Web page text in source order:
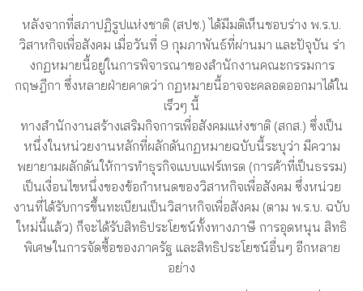
หลังจากที่สภาปฏิรูปแห่งชาติ (สปช.) ได้มีมติเห็นชอบร่าง พ.ร.บ.
วิสาหกิจเพื่อสังคม เมื่อวันที่ 9 กุมภาพันธ์ที่ผ่านมา และปัจุบัน ร่า
งกฏหมายนี้อยู่ในการพิจารณาของสำนักงานคณะกรรมการ
กฤษฎีกา ซึ่งหลายฝ่ายคาดว่า กฏหมายนี้อาจจะคลอดออกมาได้ใน
เร็วๆ นี้
ทางสำนักงานสร้างเสริมกิจการเพื่อสังคมแห่งชาติ (สกส.) ซึ่งเป็น
หนึ่งในหน่วยงานหลักที่ผลักดันกฏหมายฉบับนี้ระบุว่า มีความ
พยายามผลักดันให้การทำธุรกิจแบบแฟร์เทรด (การค้าที่เป็นธรรม)
เป็นเงื่อนไขหนึ่งของข้อกำหนดของวิสาหกิจเพื่อสังคม ซึ่งหน่วย
งานที่ได้รับการขึ้นทะเบียนเป็นวิสาหกิจเพื่อสังคม (ตาม พ.ร.บ. ฉบับ
ใหม่นี้แล้ว) ก็จะได้รับสิทธิประโยชน์ทั้งทางภาษี การอุดหนุน สิทธิ
พิเศษในการจัดซื้อของภาครัฐ และสิทธิประโยชน์อื่นๆ อีกหลาย
อย่าง